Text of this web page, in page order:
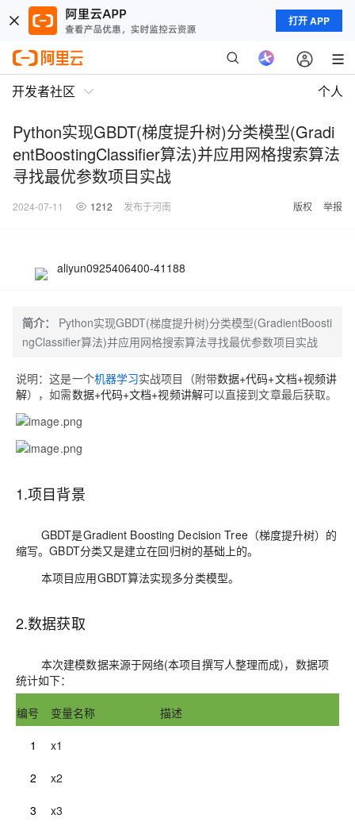
打开 APP
开发者社区 个人
Python实现GBDT(梯度提升树)分类模型(Gradi
entBoostingClassifier算法)并应用网格搜索算法
寻找最优参数项目实战
2024-07-11 1212 发布于河南 版权 举报
aliyun0925406400-41188
简介：
Python实现GBDT(梯度提升树)分类模型(GradientBoosti
ngClassifier算法)并应用网格搜索算法寻找最优参数项目实战
说明：这是一个机器学习实战项目（附带数据+代码+文档+视频讲
解），如需数据+代码+文档+视频讲解可以直接到文章最后获取。
1.项目背景
GBDT是Gradient Boosting Decision Tree（梯度提升树）的
缩写。GBDT分类又是建立在回归树的基础上的。
本项目应用GBDT算法实现多分类模型。
2.数据获取
本次建模数据来源于网络(本项目撰写人整理而成)， 数据项
统计如下：
编号 变量名称 描述
1 x1
2 x2
3 x3